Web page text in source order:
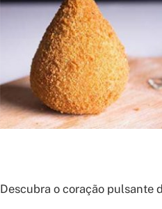
Descubra o coração pulsante